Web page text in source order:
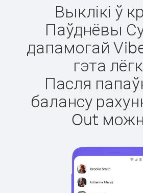
Выклікі ў
Паўднёвы
дапамогай
гэта
Пасля
балансу
Out